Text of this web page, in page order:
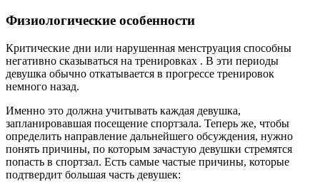
Физиологические особенности
Критические дни или нарушенная менструация способны
негативно сказываться на тренировках . В эти периоды
девушка обычно откатывается в прогрессе тренировок
немного назад.
Именно это должна учитывать каждая девушка,
запланировавшая посещение спортзала. Теперь же, чтобы
определить направление дальнейшего обсуждения, нужно
понять причины, по которым зачастую девушки стремятся
попасть в спортзал. Есть самые частые причины, которые
подтвердит большая часть девушек: